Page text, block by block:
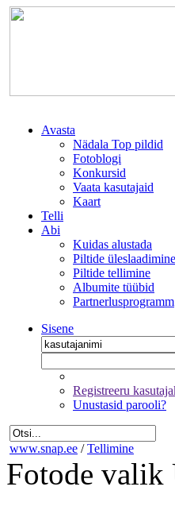
Avasta
Nädala Top pildid
Fotoblogi
Konkursid
Vaata kasutajaid
Kaart
Telli
Abi
Kuidas alustada
Piltide üleslaadimine
Piltide tellimine
Albumite tüübid
Partnerlusprogramm
Sisene
Registreeru
Unustasid parooli?
www.snap.ee / Tellimine
Fotode valik